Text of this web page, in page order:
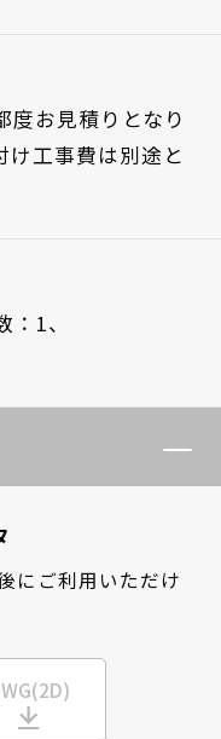
お見積りとなり
け工事費は別途と
：1、
にご利用いただけ